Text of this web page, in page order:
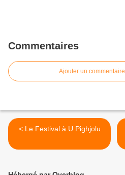
Commentaires
Ajouter un commentaire
< Le Festival à U Pighjolu